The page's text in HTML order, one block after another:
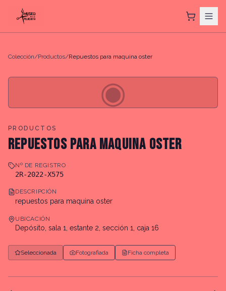
Colección/Productos/Repuestos para maquina oster
◉
PRODUCTOS
REPUESTOS PARA MAQUINA OSTER
Nº DE REGISTRO
2R-2022-X575
DESCRIPCIÓN
repuestos para maquina oster
UBICACIÓN
Depósito, sala 1, estante 2, sección 1, caja 16
Seleccionada Fotografiada Ficha completa